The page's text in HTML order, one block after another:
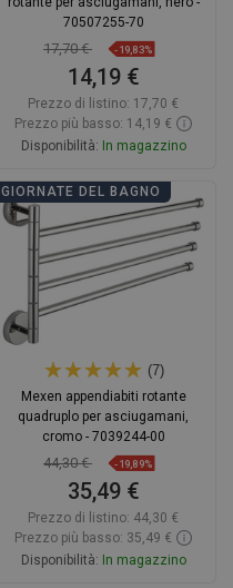
70507255-70
17,70 € -19,83%
14,19 €
Prezzo di listino: 17,70 €
Prezzo più basso: 14,19 €
Disponibilità: In magazzino
Aggiungi al carrello
Preferito
Confrontare
GIORNATE DEL BAGNO
(7)
Mexen appendiabiti rotante
quadruplo per asciugamani,
cromo - 7039244-00
44,30 € -19,89%
35,49 €
Prezzo di listino: 44,30 €
Prezzo più basso: 35,49 €
Disponibilità: In magazzino